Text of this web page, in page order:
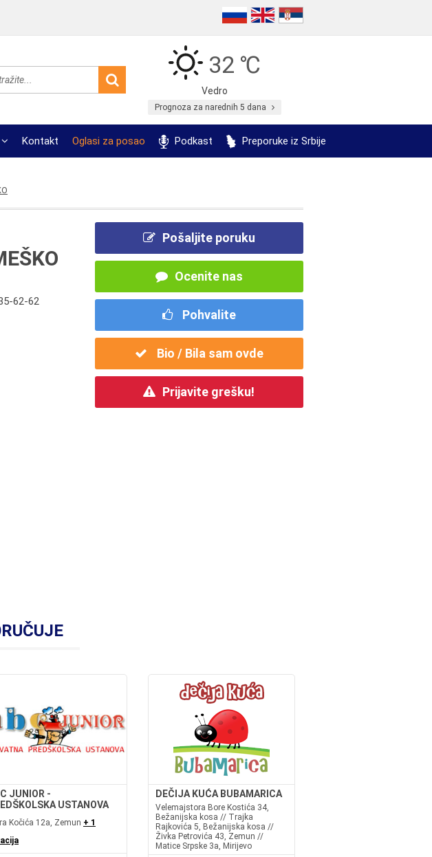
32 ℃
Vedro
Prognoza za narednih 5 dana
Kontakt Oglasi za posao Podkast Preporuke iz Srbije
62-62
Pošaljite poruku
Ocenite nas
Pohvalite
Bio / Bila sam ovde
Prijavite grešku!
JUNIOR -
USTANOVA
Kočića 12a, Zemun + 1
DEČIJA KUĆA BUBAMARICA
Velemajstora Bore Kostića 34,
Bežanijska kosa // Trajka
Rajkovića 5, Bežanijska kosa //
Živka Petrovića 43, Zemun //
Matice Srpske 3a, Mirijevo